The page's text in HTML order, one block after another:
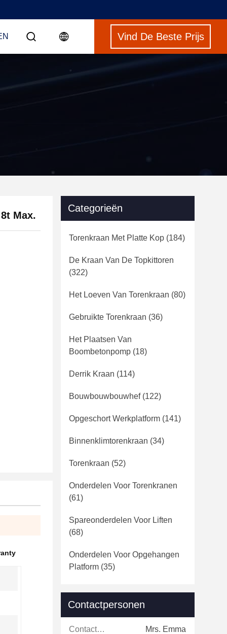
Vind De Beste Prijs
Max.
Categorieën
Torenkraan Met Platte Kop (184)
De Kraan Van De Topkittoren
(322)
Het Loeven Van Torenkraan (80)
Gebruikte Torenkraan (36)
Het Plaatsen Van
Boombetonpomp (18)
Derrik Kraan (114)
Bouwbouwbouwhef(122)
Opgeschort Werkplatform (141)
Binnenklimtorenkraan (34)
Torenkraan (52)
Onderdelen Voor Torenkranen
(61)
Spareonderdelen Voor Liften
(68)
Onderdelen Voor Opgehangen
Platform (35)
Contactpersonen
Contactpersonen: Mrs. Emma